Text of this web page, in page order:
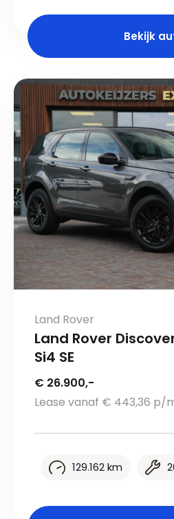
Bekijk
Land Rover
Land Rover
Si4 SE
€ 26.900,-
Lease vanaf € 443,36 p/
129.162 km